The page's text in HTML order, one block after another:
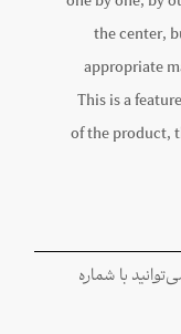
the center,
appropriate
This is a
of the product,
با شماره